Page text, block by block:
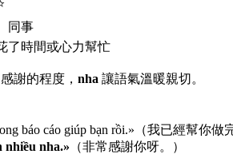
同事
了時間或心力幫忙
謝的程度， nha 讓語氣溫暖親切。
báo cáo giúp bạn rồi.»（我已經幫你做
nhiều nha.» （非常感謝你呀。）